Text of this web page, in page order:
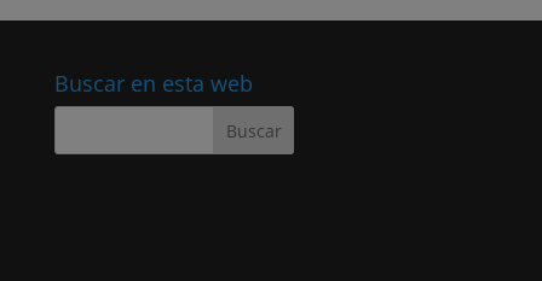
Buscar en esta web